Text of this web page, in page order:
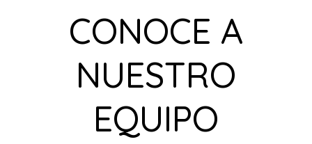
CONOCE A
NUESTRO
EQUIPO